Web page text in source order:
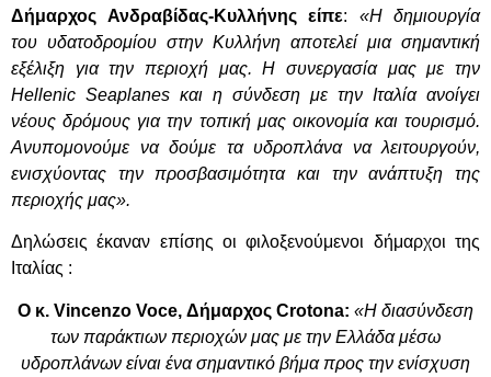
Δήμαρχος Ανδραβίδας-Κυλλήνης είπε: «Η δημιουργία
του υδατοδρομίου στην Κυλλήνη αποτελεί μια σημαντική
εξέλιξη για την περιοχή μας. Η συνεργασία μας με την
Hellenic Seaplanes και η σύνδεση με την Ιταλία ανοίγει
νέους δρόμους για την τοπική μας οικονομία και τουρισμό.
Ανυπομονούμε να δούμε τα υδροπλάνα να λειτουργούν,
ενισχύοντας την προσβασιμότητα και την ανάπτυξη της
περιοχής μας».
Δηλώσεις έκαναν επίσης οι φιλοξενούμενοι δήμαρχοι της
Ιταλίας :
Ο κ. Vincenzo Voce, Δήμαρχος Crotona: «Η διασύνδεση
των παράκτιων περιοχών μας με την Ελλάδα μέσω
υδροπλάνων είναι ένα σημαντικό βήμα προς την ενίσχυση